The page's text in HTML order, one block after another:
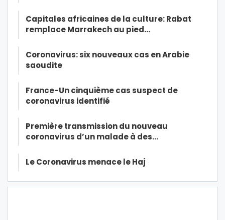
Capitales africaines de la culture: Rabat
remplace Marrakech au pied…
Coronavirus: six nouveaux cas en Arabie
saoudite
France-Un cinquième cas suspect de
coronavirus identifié
Première transmission du nouveau
coronavirus d’un malade à des…
Le Coronavirus menace le Haj